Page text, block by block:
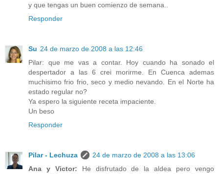
y que tengas un buen comienzo de semana..
Responder
Su 24 de marzo de 2008 a las 12:46
Pilar: que me vas a contar. Hoy cuando ha sonado el
despertador a las 6 crei morirme. En Cuenca ademas
muchisimo frio frio, seco y medio nevando. En el Norte ha
estado regular no?
Ya espero la siguiente receta impaciente.
Un beso
Responder
Pilar - Lechuza
24 de marzo de 2008 a las 13:06
Ana y Victor: He disfrutado de la aldea pero vengo